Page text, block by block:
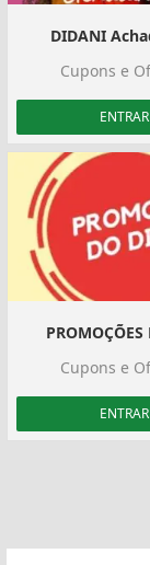
DIDANI
Cupons e
ENTRAR
Cupons e
ENTRAR